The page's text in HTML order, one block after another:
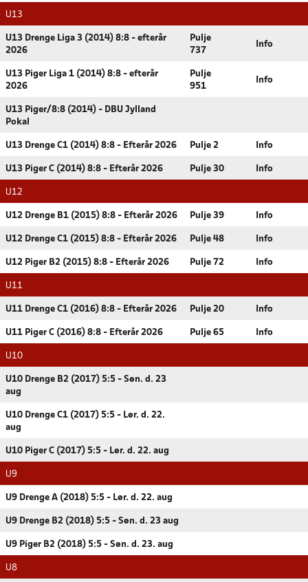
U13
U13 Drenge Liga 3 (2014) 8:8 - efterår
2026
Pulje
737
Info
U13 Piger Liga 1 (2014) 8:8 - efterår
2026
Pulje
951
Info
U13 Piger/8:8 (2014) - DBU Jylland
Pokal
U13 Drenge C1 (2014) 8:8 - Efterår 2026 Pulje 2 Info
U13 Piger C (2014) 8:8 - Efterår 2026 Pulje 30 Info
U12
U12 Drenge B1 (2015) 8:8 - Efterår 2026 Pulje 39 Info
U12 Drenge C1 (2015) 8:8 - Efterår 2026 Pulje 48 Info
U12 Piger B2 (2015) 8:8 - Efterår 2026 Pulje 72 Info
U11
U11 Drenge C1 (2016) 8:8 - Efterår 2026 Pulje 20 Info
U11 Piger C (2016) 8:8 - Efterår 2026 Pulje 65 Info
U10
U10 Drenge B2 (2017) 5:5 - Søn. d. 23
aug
U10 Drenge C1 (2017) 5:5 - Lør. d. 22.
aug
U10 Piger C (2017) 5:5 - Lør. d. 22. aug
U9
U9 Drenge A (2018) 5:5 - Lør. d. 22. aug
U9 Drenge B2 (2018) 5:5 - Søn. d. 23 aug
U9 Piger B2 (2018) 5:5 - Søn. d. 23. aug
U8